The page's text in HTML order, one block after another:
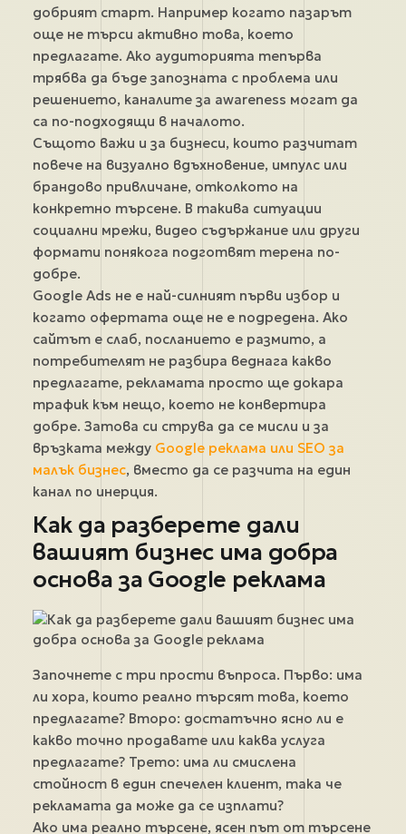
добрият старт. Например когато пазарът
още не търси активно това, което
предлагате. Ако аудиторията тепърва
трябва да бъде запозната с проблема или
решението, каналите за awareness могат да
са по-подходящи в началото.
Същото важи и за бизнеси, които разчитат
повече на визуално вдъхновение, импулс или
брандово привличане, отколкото на
конкретно търсене. В такива ситуации
социални мрежи, видео съдържание или други
формати понякога подготвят терена по-
добре.
Google Ads не е най-силният първи избор и
когато офертата още не е подредена. Ако
сайтът е слаб, посланието е размито, а
потребителят не разбира веднага какво
предлагате, рекламата просто ще докара
трафик към нещо, което не конвертира
добре. Затова си струва да се мисли и за
връзката между Google реклама или SEO за
малък бизнес, вместо да се разчита на един
канал по инерция.
Как да разберете дали
вашият бизнес има добра
основа за Google реклама
Започнете с три прости въпроса. Първо: има
ли хора, които реално търсят това, което
предлагате? Второ: достатъчно ясно ли е
какво точно продавате или каква услуга
предлагате? Трето: има ли смислена
стойност в един спечелен клиент, така че
рекламата да може да се изплати?
Ако има реално търсене, ясен път от търсене